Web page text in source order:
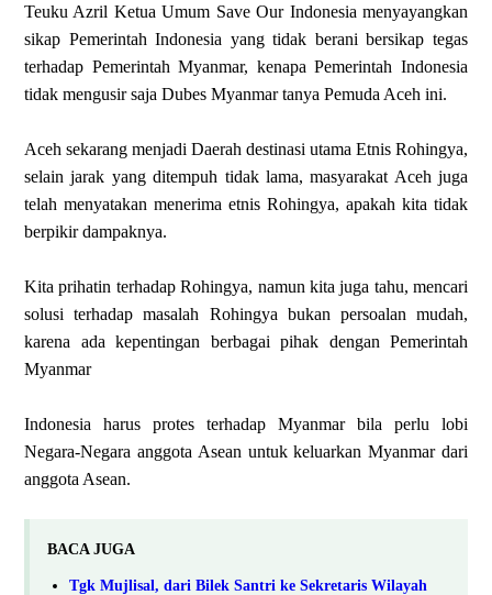
Teuku Azril Ketua Umum Save Our Indonesia menyayangkan
sikap Pemerintah Indonesia yang tidak berani bersikap tegas
terhadap Pemerintah Myanmar, kenapa Pemerintah Indonesia
tidak mengusir saja Dubes Myanmar tanya Pemuda Aceh ini.
Aceh sekarang menjadi Daerah destinasi utama Etnis Rohingya,
selain jarak yang ditempuh tidak lama, masyarakat Aceh juga
telah menyatakan menerima etnis Rohingya, apakah kita tidak
berpikir dampaknya.
Kita prihatin terhadap Rohingya, namun kita juga tahu, mencari
solusi terhadap masalah Rohingya bukan persoalan mudah,
karena ada kepentingan berbagai pihak dengan Pemerintah
Myanmar
Indonesia harus protes terhadap Myanmar bila perlu lobi
Negara-Negara anggota Asean untuk keluarkan Myanmar dari
anggota Asean.
BACA JUGA
Tgk Mujlisal, dari Bilek Santri ke Sekretaris Wilayah